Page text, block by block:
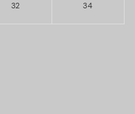
32 34